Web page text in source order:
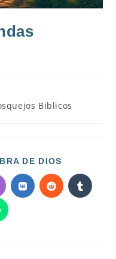
Biblicos
DE DIOS